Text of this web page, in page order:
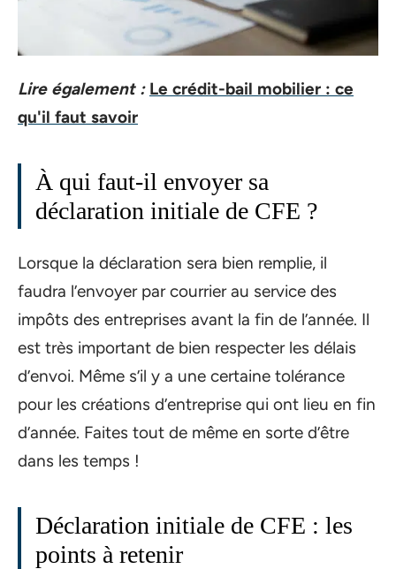
Lire également : Le crédit-bail mobilier : ce
qu'il faut savoir
À qui faut-il envoyer sa
déclaration initiale de CFE ?
Lorsque la déclaration sera bien remplie, il
faudra l’envoyer par courrier au service des
impôts des entreprises avant la fin de l’année. Il
est très important de bien respecter les délais
d’envoi. Même s’il y a une certaine tolérance
pour les créations d’entreprise qui ont lieu en fin
d’année. Faites tout de même en sorte d’être
dans les temps !
Déclaration initiale de CFE : les
points à retenir